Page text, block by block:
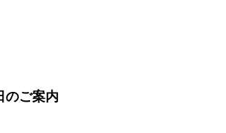
のご案内